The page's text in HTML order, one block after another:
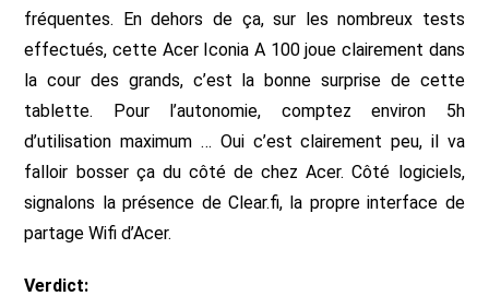
fréquentes. En dehors de ça, sur les nombreux tests
effectués, cette Acer Iconia A 100 joue clairement dans
la cour des grands, c’est la bonne surprise de cette
tablette. Pour l’autonomie, comptez environ 5h
d’utilisation maximum … Oui c’est clairement peu, il va
falloir bosser ça du côté de chez Acer. Côté logiciels,
signalons la présence de Clear.fi, la propre interface de
partage Wifi d’Acer.
Verdict: